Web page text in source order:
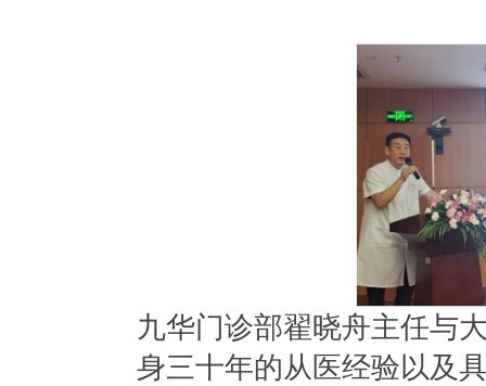
九华门诊部翟晓舟主任与
身三十年的从医经验以及